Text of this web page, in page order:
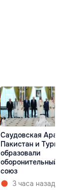
Саудовская
Пакистан и
образовали
оборонительный
союз
3 часа назад